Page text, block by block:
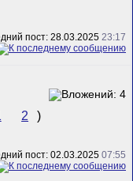
пост: 28.03.2025 23:17
2 )
пост: 02.03.2025 07:55